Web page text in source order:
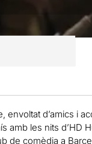
envoltat d’amics i
amb les nits d’HD
de comèdia a